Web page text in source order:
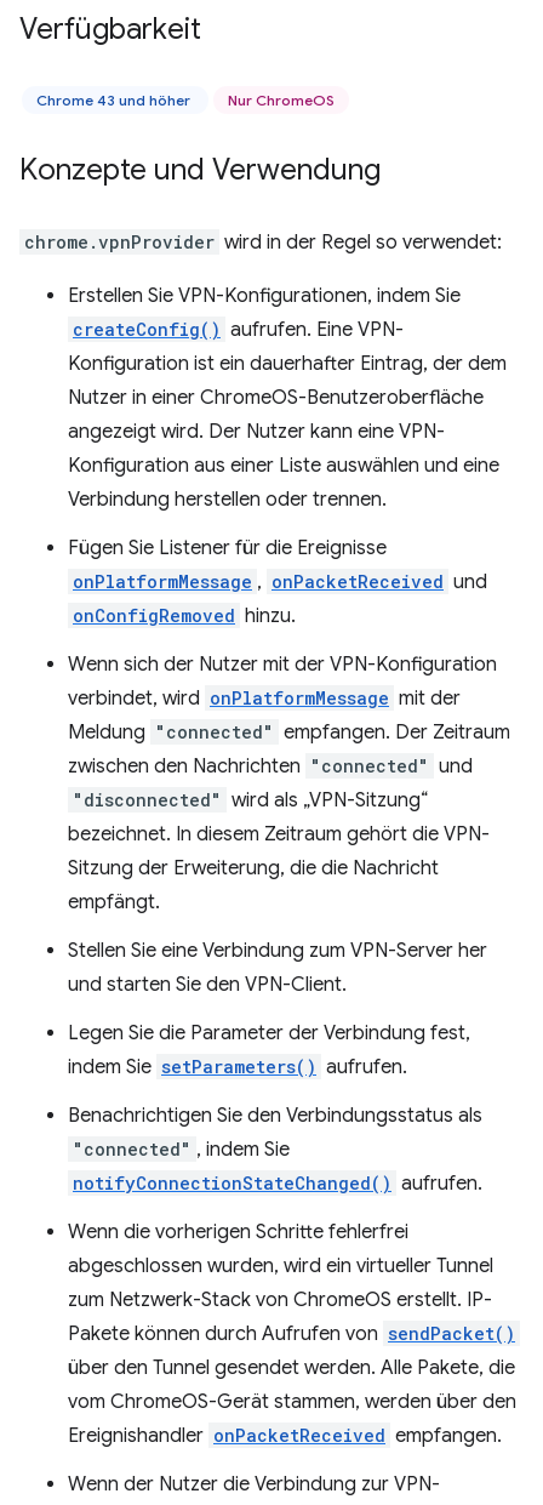
Verfügbarkeit
Chrome 43 und höher Nur ChromeOS
Konzepte und Verwendung
chrome.vpnProvider wird in der Regel so verwendet:
Erstellen Sie VPN-Konfigurationen, indem Sie
createConfig() aufrufen. Eine VPN-
Konfiguration ist ein dauerhafter Eintrag, der dem
Nutzer in einer ChromeOS-Benutzeroberfläche
angezeigt wird. Der Nutzer kann eine VPN-
Konfiguration aus einer Liste auswählen und eine
Verbindung herstellen oder trennen.
Fügen Sie Listener für die Ereignisse
onPlatformMessage , onPacketReceived und
onConfigRemoved hinzu.
Wenn sich der Nutzer mit der VPN-Konfiguration
verbindet, wird onPlatformMessage mit der
Meldung "connected" empfangen. Der Zeitraum
zwischen den Nachrichten "connected" und
"disconnected" wird als „VPN-Sitzung“
bezeichnet. In diesem Zeitraum gehört die VPN-
Sitzung der Erweiterung, die die Nachricht
empfängt.
Stellen Sie eine Verbindung zum VPN-Server her
und starten Sie den VPN-Client.
Legen Sie die Parameter der Verbindung fest,
indem Sie setParameters() aufrufen.
Benachrichtigen Sie den Verbindungsstatus als
"connected" , indem Sie
notifyConnectionStateChanged() aufrufen.
Wenn die vorherigen Schritte fehlerfrei
abgeschlossen wurden, wird ein virtueller Tunnel
zum Netzwerk-Stack von ChromeOS erstellt. IP-
Pakete können durch Aufrufen von sendPacket()
über den Tunnel gesendet werden. Alle Pakete, die
vom ChromeOS-Gerät stammen, werden über den
Ereignishandler onPacketReceived empfangen.
Wenn der Nutzer die Verbindung zur VPN-